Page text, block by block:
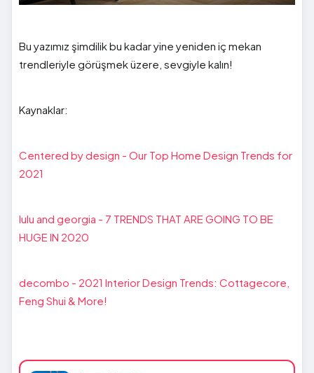
Bu yazımız şimdilik bu kadar yine yeniden iç mekan
trendleriyle görüşmek üzere, sevgiyle kalın!
Kaynaklar:
Centered by design - Our Top Home Design Trends for
2021
lulu and georgia - 7 TRENDS THAT ARE GOING TO BE
HUGE IN 2020
decombo - 2021 Interior Design Trends: Cottagecore,
Feng Shui & More!